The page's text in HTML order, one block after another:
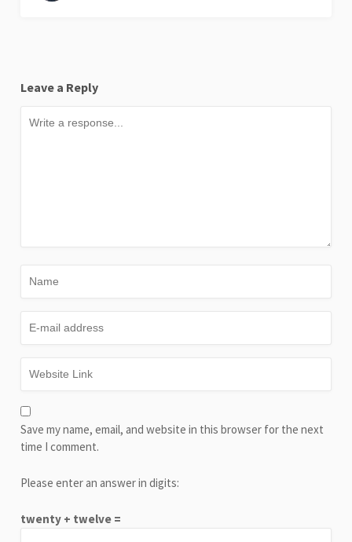
Leave a Reply
Save my name, email, and website in this browser for the next
time I comment.
Please enter an answer in digits:
twenty + twelve =